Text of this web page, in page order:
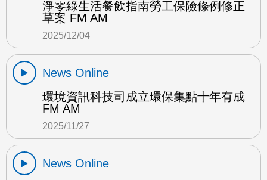
淨零綠生活餐飲指南勞工保險條例修正
草案 FM AM
2025/12/04
News Online
環境資訊科技司成立環保集點十年有成
FM AM
2025/11/27
News Online